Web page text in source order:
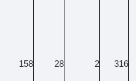
316
2
28
158